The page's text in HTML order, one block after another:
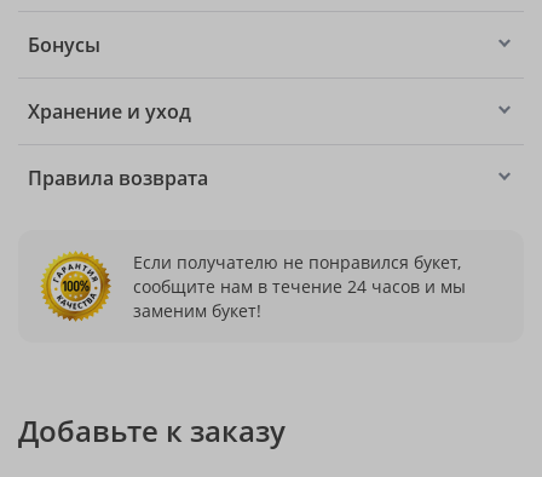
Бонусы
Хранение и уход
Правила возврата
Если получателю не понравился букет,
сообщите нам в течение 24 часов и мы
заменим букет!
Добавьте к заказу